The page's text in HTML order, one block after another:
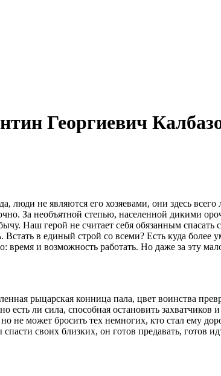
Георгиевич
не являются его хозяевами, они здесь
За необъятной степью, населенной дикими
Наш герой не считает себя обязанным спасать
в единый строй со всеми? Есть куда
и возможность работать. Но даже за эту
рыцарская конница пала, цвет воинства
ли сила, способная остановить захватчиков
не может бросить тех немногих, кто стал ему
своих близких, он готов предавать, готов